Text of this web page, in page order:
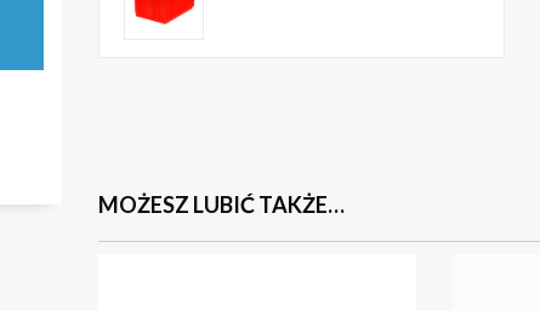
MOŻESZ LUBIĆ TAKŻE…